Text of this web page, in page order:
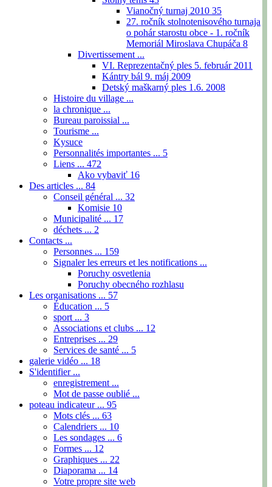
Vianočný turnaj 2010 35
27. ročník stolnotenisového turnaja
o pohár starostu obce - 1. ročník
Memoriál Miroslava Chupáča 8
Divertissement ...
VI. Reprezentačný ples 5. február 2011
Kántry bál 9. máj 2009
Detský maškarný ples 1.6. 2008
Histoire du village ...
la chronique ...
Bureau paroissial ...
Tourisme ...
Kysuce
Personnalités importantes ... 5
Liens ... 472
Ako vybaviť 16
Des articles ... 84
Conseil général ... 32
Komisie 10
Municipalité ... 17
déchets ... 2
Contacts ...
Personnes ... 159
Signaler les erreurs et les notifications ...
Poruchy osvetlenia
Poruchy obecného rozhlasu
Les organisations ... 57
Éducation ... 5
sport ... 3
Associations et clubs ... 12
Entreprises ... 29
Services de santé ... 5
galerie vidéo ... 18
S'identifier ...
enregistrement ...
Mot de passe oublié ...
poteau indicateur ... 95
Mots clés ... 63
Calendriers ... 10
Les sondages ... 6
Formes ... 12
Graphiques ... 22
Diaporama ... 14
Votre propre site web